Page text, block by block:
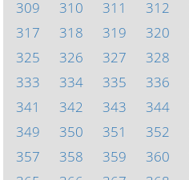
309
310 311 312
317
318 319 320
325
326 327 328
333
334 335 336
341
342 343 344
349
350 351 352
357
358 359 360